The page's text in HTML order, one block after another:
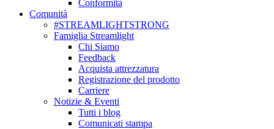
Conformità
Comunità
#STREAMLIGHTSTRONG
Famiglia Streamlight
Chi Siamo
Feedback
Acquista attrezzatura
Registrazione del prodotto
Carriere
Notizie & Eventi
Tutti i blog
Comunicati stampa